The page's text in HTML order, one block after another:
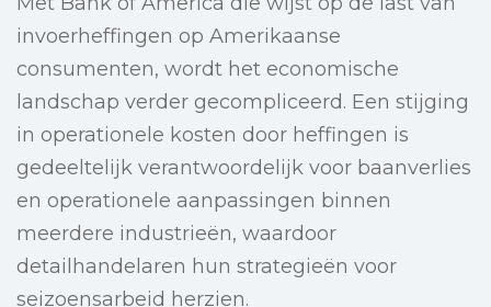
invoerheffingen op Amerikaanse
consumenten, wordt het economische
landschap verder gecompliceerd. Een stijging
in operationele kosten door heffingen is
gedeeltelijk verantwoordelijk voor baanverlies
en operationele aanpassingen binnen
meerdere industrieën, waardoor
detailhandelaren hun strategieën voor
seizoensarbeid herzien.